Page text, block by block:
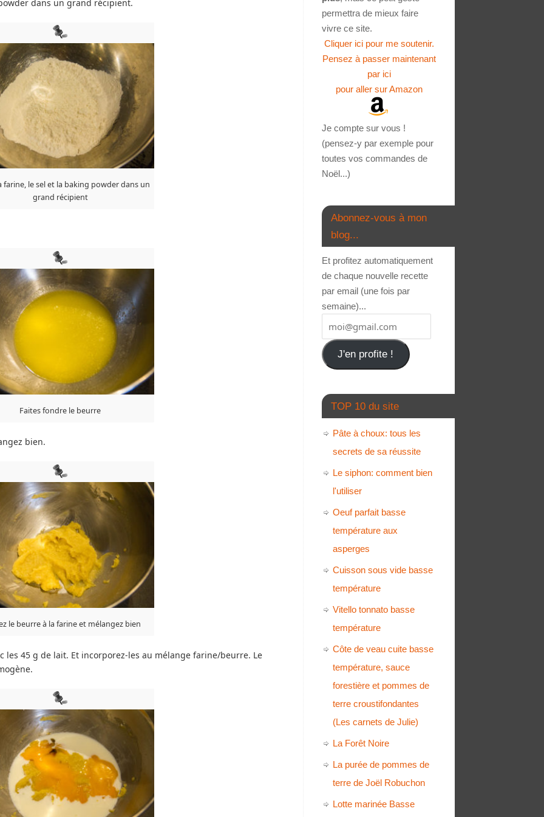
dans un grand récipient.
farine, le sel et la baking powder dans un
grand récipient
Faites fondre le beurre
bien.
le beurre à la farine et mélangez bien
les 45 g de lait. Et incorporez-les au mélange farine/beurre. Le
permettra de mieux faire
vivre ce site.
Cliquer ici pour me soutenir.
Pensez à passer maintenant
par ici
pour aller sur Amazon
Je compte sur vous !
(pensez-y par exemple pour
toutes vos commandes de
Noël...)
Abonnez-vous à mon
blog...
Et profitez automatiquement
de chaque nouvelle recette
par email (une fois par
semaine)...
J'en profite !
TOP 10 du site
Pâte à choux: tous les
secrets de sa réussite
Le siphon: comment bien
l'utiliser
Oeuf parfait basse
température aux
asperges
Cuisson sous vide basse
température
Vitello tonnato basse
température
Côte de veau cuite basse
température, sauce
forestière et pommes de
terre croustifondantes
(Les carnets de Julie)
La Forêt Noire
La purée de pommes de
terre de Joël Robuchon
Lotte marinée Basse